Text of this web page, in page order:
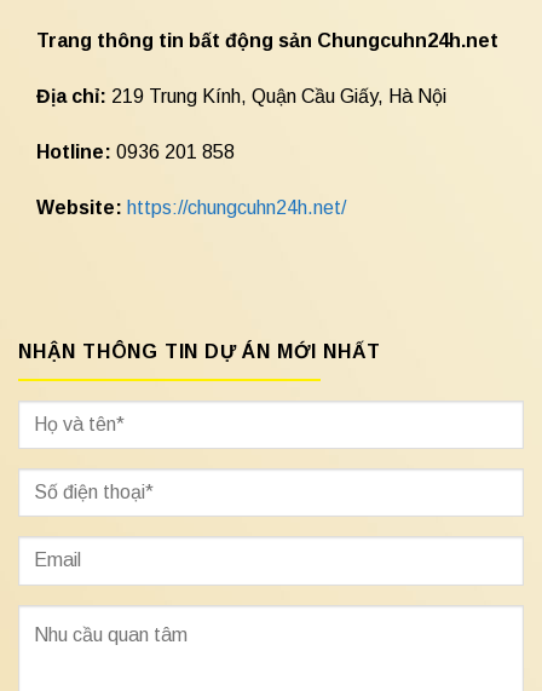
Trang thông tin bất động sản Chungcuhn24h.net
Địa chỉ: 219 Trung Kính, Quận Cầu Giấy, Hà Nội
Hotline: 0936 201 858
Website: https://chungcuhn24h.net/
NHẬN THÔNG TIN DỰ ÁN MỚI NHẤT